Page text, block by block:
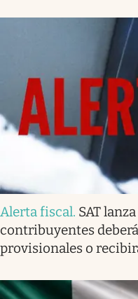
Alerta fiscal. SAT
contribuyentes
provisionales o